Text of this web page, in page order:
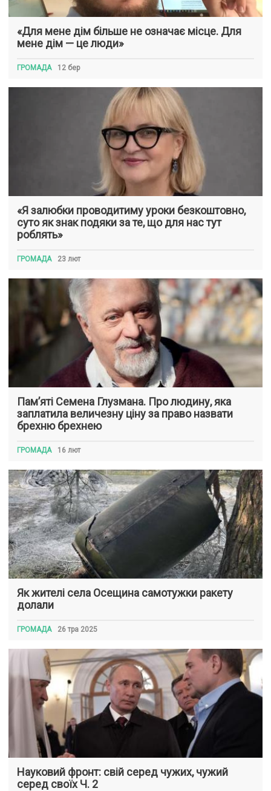
«Для мене дім більше не означає місце. Для
мене дім — це люди»
ГРОМАДА 12 бер
«Я залюбки проводитиму уроки безкоштовно,
суто як знак подяки за те, що для нас тут
роблять»
ГРОМАДА 23 лют
Пам’яті Семена Глузмана. Про людину, яка
заплатила величезну ціну за право назвати
брехню брехнею
ГРОМАДА 16 лют
Як жителі села Осещина самотужки ракету
долали
ГРОМАДА 26 тра 2025
Науковий фронт: свій серед чужих, чужий
серед своїх Ч. 2